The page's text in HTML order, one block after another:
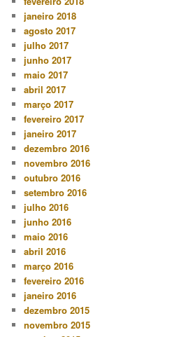
janeiro 2018
agosto 2017
julho 2017
junho 2017
maio 2017
abril 2017
março 2017
fevereiro 2017
janeiro 2017
dezembro 2016
novembro 2016
outubro 2016
setembro 2016
julho 2016
junho 2016
maio 2016
abril 2016
março 2016
fevereiro 2016
janeiro 2016
dezembro 2015
novembro 2015